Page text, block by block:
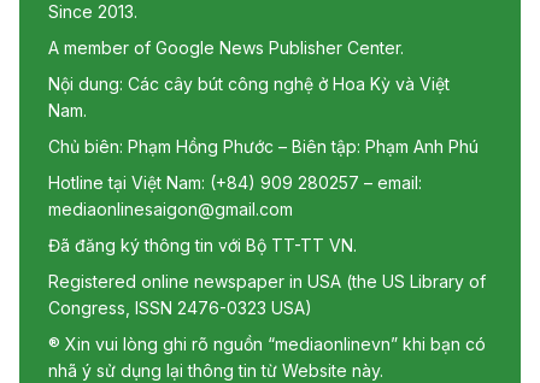
Since 2013.
A member of Google News Publisher Center.
Nội dung: Các cây bút công nghệ ở Hoa Kỳ và Việt
Nam.
Chủ biên: Phạm Hồng Phước – Biên tập: Phạm Anh Phú
Hotline tại Việt Nam: (+84) 909 280257 – email:
mediaonlinesaigon@gmail.com
Đã đăng ký thông tin với Bộ TT-TT VN.
Registered online newspaper in USA (the US Library of
Congress, ISSN 2476-0323 USA)
® Xin vui lòng ghi rõ nguồn “mediaonlinevn” khi bạn có
nhã ý sử dụng lại thông tin từ Website này.